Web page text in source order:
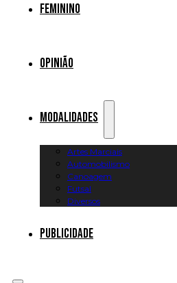
Feminino
Opinião
Modalidades
Artes Marciais
Automobilismo
Canoagem
Futsal
Diversos
Publicidade